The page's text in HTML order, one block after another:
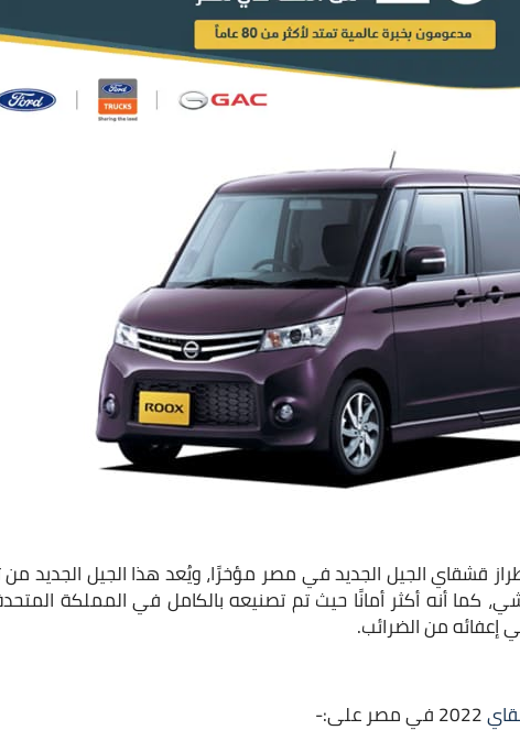
الجيل الجديد في مصر مؤخرًا، ويُعد هذا الجيل الجديد من
كما أنه أكثر أمانًا حيث تم تصنيعه بالكامل في المملكة
من الضرائب.